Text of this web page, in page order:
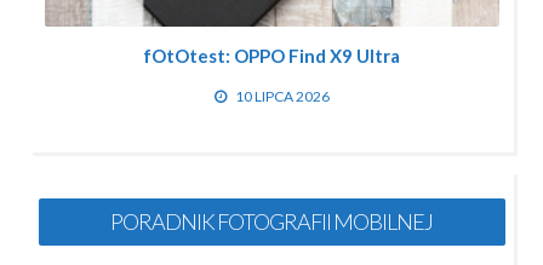
fOtOtest: OPPO Find X9 Ultra
10 LIPCA 2026
PORADNIK FOTOGRAFII MOBILNEJ